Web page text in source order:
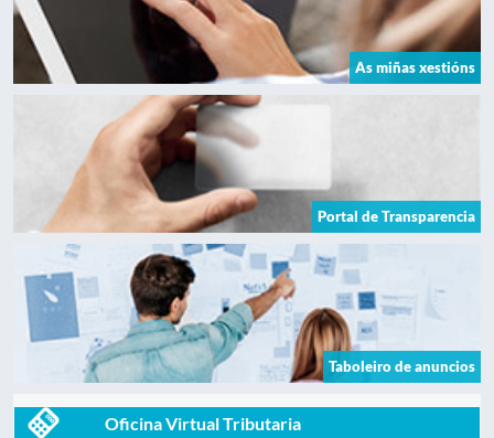
As miñas xestións
Portal de Transparencia
Taboleiro de anuncios
Oficina Virtual Tributaria